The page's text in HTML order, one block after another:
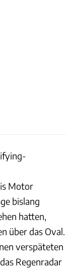
Motor
bislang
hatten,
über das Oval.
verspäteten
Regenradar